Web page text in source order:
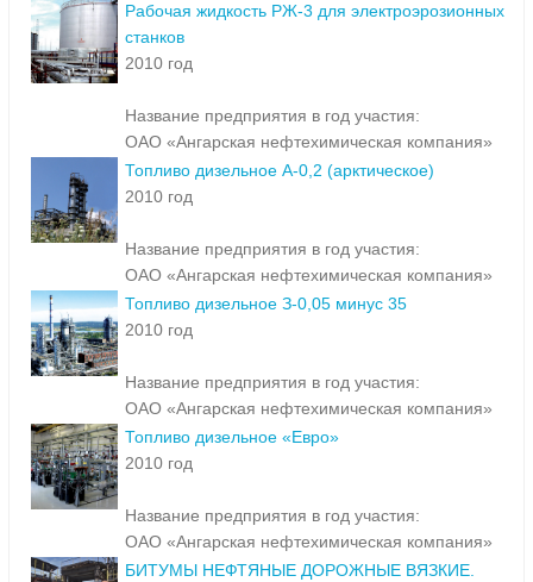
Рабочая жидкость РЖ-3 для электроэрозионных
станков
2010 год
Название предприятия в год участия:
ОАО «Ангарская нефтехимическая компания»
Топливо дизельное А-0,2 (арктическое)
2010 год
Название предприятия в год участия:
ОАО «Ангарская нефтехимическая компания»
Топливо дизельное З-0,05 минус 35
2010 год
Название предприятия в год участия:
ОАО «Ангарская нефтехимическая компания»
Топливо дизельное «Евро»
2010 год
Название предприятия в год участия:
ОАО «Ангарская нефтехимическая компания»
БИТУМЫ НЕФТЯНЫЕ ДОРОЖНЫЕ ВЯЗКИЕ.